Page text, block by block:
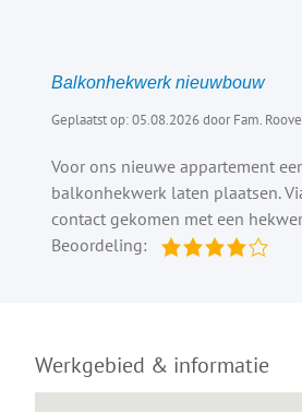
Balkonhekwerk nieuwbouw
Geplaatst op: 05.08.2026 door Fam.
Voor ons nieuwe appartement
balkonhekwerk laten plaatsen.
contact gekomen met een
Beoordeling:
Werkgebied & informatie